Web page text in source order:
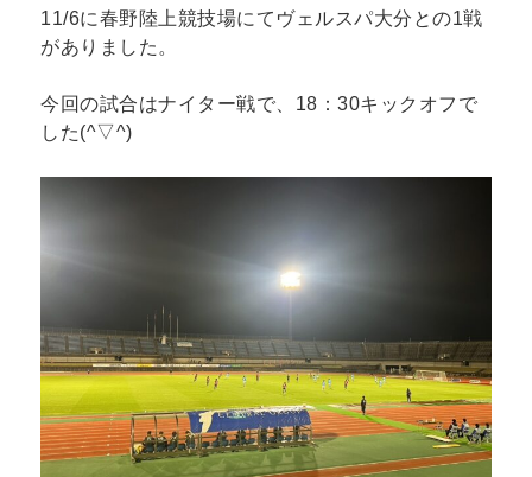
11/6に春野陸上競技場にてヴェルスパ大分との1戦
がありました。
今回の試合はナイター戦で、18：30キックオフで
した(^▽^)